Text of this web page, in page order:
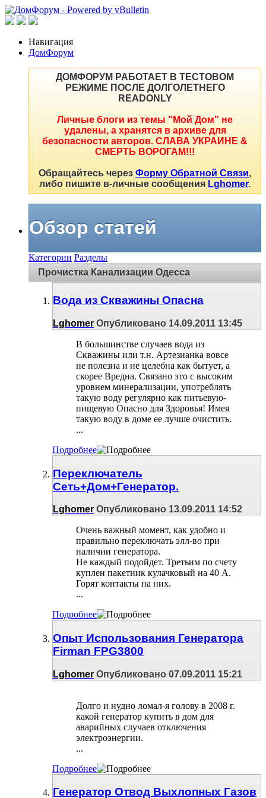
Навигация
ДомФорум
ДОМФОРУМ РАБОТАЕТ В ТЕСТОВОМ
РЕЖИМЕ ПОСЛЕ ДОЛГОЛЕТНЕГО
READONLY
Личные блоги из темы "Мой Дом" не
удалены, а хранятся в архиве для
безопасности авторов. СЛАВА УКРАИНЕ &
СМЕРТЬ ВОРОГАМ!!!
Обращайтесь через Форму Обратной Связи,
либо пишите в-личные сообщения Lghomer.
Обзор статей
Категории Разделы
Прочистка Канализации Одесса
Вода из Скважины Опасна
Lghomer Опубликовано 14.09.2011 13:45
В большинстве случаев вода из
Скважины или т.н. Артезианка вовсе
не полезна и не целебна как бытует, а
скорее Вредна. Связано это с высоким
уровнем минерализации, употреблять
такую воду регулярно как питьевую-
пищевую Опасно для Здоровья! Имея
такую воду в доме ее лучше очистить.
...
Подробнее
Переключатель
Сеть+Дом+Генератор.
Lghomer Опубликовано 13.09.2011 14:52
Очень важный момент, как удобно и
правильно переключать элл-во при
наличии генератора.
Не каждый подойдет. Третьим по счету
куплен пакетник кулачковый на 40 А.
Горят контакты на них.
...
Подробнее
Опыт Использования Генератора
Firman FPG3800
Lghomer Опубликовано 07.09.2011 15:21
Долго и нудно ломал-я голову в 2008 г.
какой генератор купить в дом для
аварийных случаев отключения
электроэнергии.
...
Подробнее
Генератор Отвод Выхлопных Газов